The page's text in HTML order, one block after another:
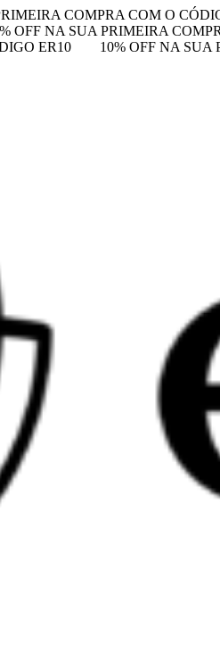
COMPRA COM O
OFF NA SUA PRIMEIRA
ER10 10% OFF NA SUA